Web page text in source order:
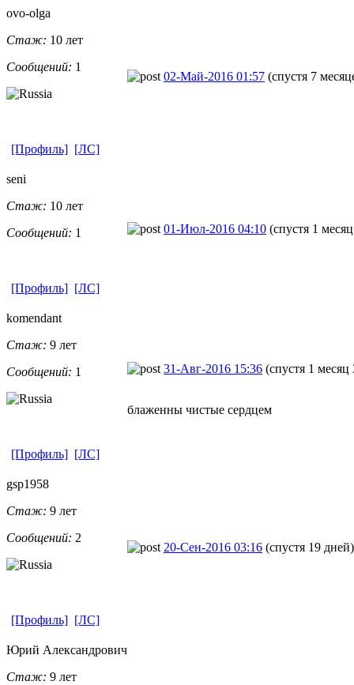
ovo-olga
Стаж: 10 лет
Сообщений: 1
02-Май-2016 01:57 (спустя 7
[Профиль] [ЛС]
seni
Стаж: 10 лет
Сообщений: 1 01-Июл-2016 04:10 (спустя 1
[Профиль] [ЛС]
komendant
Стаж: 9 лет
Сообщений: 1 31-Авг-2016 15:36 (спустя 1 месяц
блаженны чистые сердцем
[Профиль] [ЛС]
gsp1958
Стаж: 9 лет
Сообщений: 2
20-Сен-2016 03:16 (спустя 19 дней)
[Профиль] [ЛС]
Юрий Александрови​ч
Стаж: 9 лет